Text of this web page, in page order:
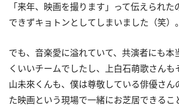
「来年、映画を撮ります」って伝えられ
できずキョトンとしてしまいました（笑）。
でも、音楽愛に溢れていて、共演者にも本
くいいチームでしたし、上白石萌歌さんも
山未來くんも、僕は尊敬している俳優さん
た映画という現場で一緒にお芝居できるこ